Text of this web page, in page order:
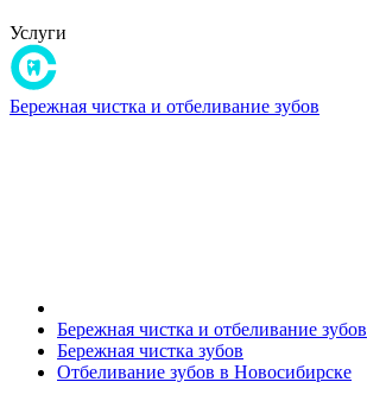
Услуги
Бережная чистка и отбеливание зубов
Бережная чистка и отбеливание зубов
Бережная чистка зубов
Отбеливание зубов в Новосибирске